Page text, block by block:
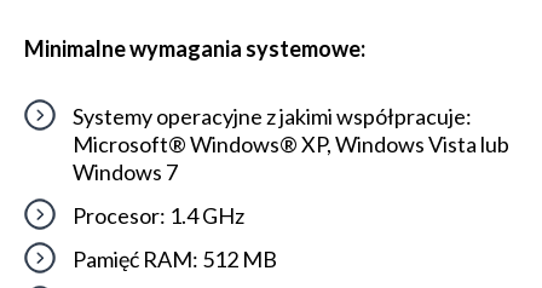
Minimalne wymagania systemowe:
Systemy operacyjne z jakimi współpracuje:
Microsoft® Windows® XP, Windows Vista lub
Windows 7
Procesor: 1.4 GHz
Pamięć RAM: 512 MB